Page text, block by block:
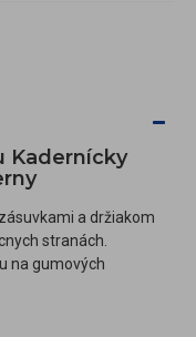
Kadernícky
a držiakom
stranách.
na gumových